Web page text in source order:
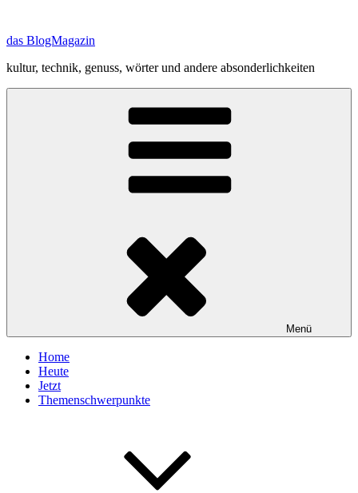
springen
das BlogMagazin
kultur, technik, genuss, wörter und andere absonderlichkeiten
Menü
Home
Heute
Jetzt
Themenschwerpunkte